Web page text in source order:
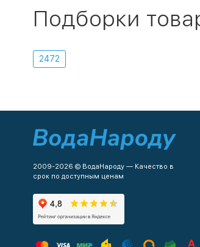
Подборки
2472
2009-2026 © ВодаНароду — Качество в
срок по доступным ценам